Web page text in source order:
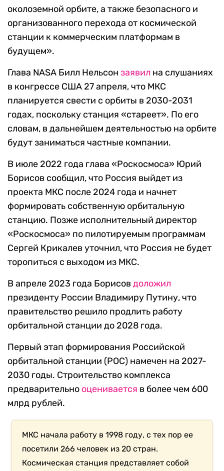
околоземной орбите, а также безопасного и
организованного перехода от космической
станции к коммерческим платформам в
будущем».
Глава NASA Билл Нельсон заявил на слушаниях
в конгрессе США 27 апреля, что МКС
планируется свести с орбиты в 2030-2031
годах, поскольку станция «стареет». По его
словам, в дальнейшем деятельностью на орбите
будут заниматься частные компании.
В июле 2022 года глава «Роскосмоса» Юрий
Борисов сообщил, что Россия выйдет из
проекта МКС после 2024 года и начнет
формировать собственную орбитальную
станцию. Позже исполнительный директор
«Роскосмоса» по пилотируемым программам
Сергей Крикалев уточнил, что Россия не будет
торопиться с выходом из МКС.
В апреле 2023 года Борисов доложил
президенту России Владимиру Путину, что
правительство решило продлить работу
орбитальной станции до 2028 года.
Первый этап формирования Российской
орбитальной станции (РОС) намечен на 2027-
2030 годы. Строительство комплекса
предварительно оценивается в более чем 600
млрд рублей.
МКС начала работу в 1998 году, с тех пор ее
посетили266 человек из 20 стран.
Космическая станция представляет собой